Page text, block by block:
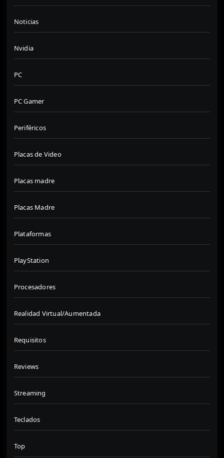
Noticias
Nvidia
PC
PC Gamer
Periféricos
Placas de Video
Placas madre
Placas Madre
Plataformas
PlayStation
Procesadores
Realidad Virtual/Aumentada
Requisitos
Reviews
Streaming
Teclados
Top